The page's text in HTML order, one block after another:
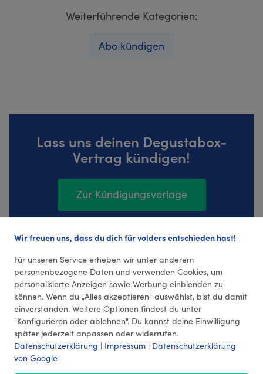
Weiterführende Kategorien:
Abo kündigen
Lass uns deinen Degustabox-
Vertrag kündigen!
Zur Kündigungsvorlage
83 Bewertungen (4,41 Durchschnitt)
Wir freuen uns, dass du dich für volders entschieden hast!
Für unseren Service erheben wir unter anderem
personenbezogene Daten und verwenden Cookies, um
personalisierte Anzeigen sowie Werbung einblenden zu
können. Wenn du „Alles akzeptieren" auswählst, bist du damit
einverstanden. Weitere Optionen findest du unter
"Konfigurieren oder ablehnen". Du kannst deine Einwilligung
später jederzeit anpassen oder widerrufen.
Datenschutzerklärung | Impressum | Datenschutzerklärung
von Google